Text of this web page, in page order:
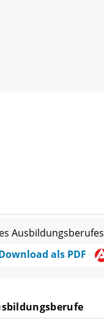
Ausbildungsberufes
als PDF